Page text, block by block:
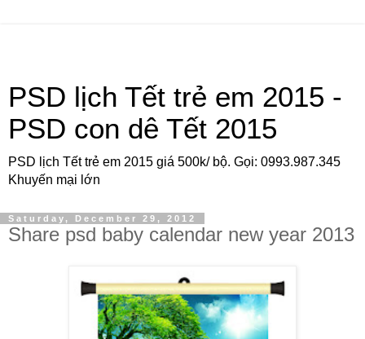
PSD lịch Tết trẻ em 2015 -
PSD con dê Tết 2015
PSD lịch Tết trẻ em 2015 giá 500k/ bộ. Gọi: 0993.987.345
Khuyến mại lớn
Saturday, December 29, 2012
Share psd baby calendar new year 2013